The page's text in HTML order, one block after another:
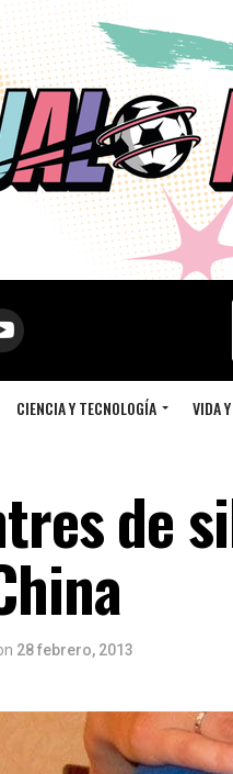
CIENCIA Y TECNOLOGÍA VIDA
de
28 febrero, 2013